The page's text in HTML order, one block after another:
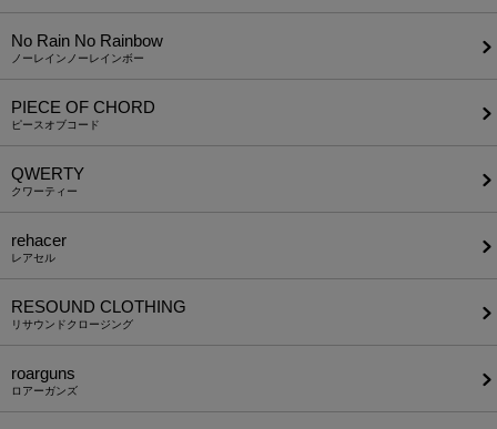
No Rain No Rainbow
ノーレインノーレインボー
PIECE OF CHORD
ピースオブコード
QWERTY
クワーティー
rehacer
レアセル
RESOUND CLOTHING
リサウンドクロージング
roarguns
ロアーガンズ